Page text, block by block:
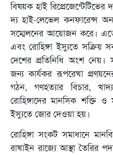
বিষয়ক হাই
দ্য হাই-লেভেল কনফারেন্স অন
সম্মেলনের আয়োজন করে। এতে
এবং রোহিঙ্গা ইস্যুতে সক্রিয়
দেশের প্রতিনিধি অংশ নেয়।
জন্য কার্যকর রূপরেখা
গঠন, গণহত্যার বিচার,
রোহিঙ্গাদের মানসিক শক্তি
ইস্যুতে জোর দেওয়া হয়।
রোহিঙ্গা সংকট সমাধানে
রাখাইন রাজ্যে আস্থা তৈরির